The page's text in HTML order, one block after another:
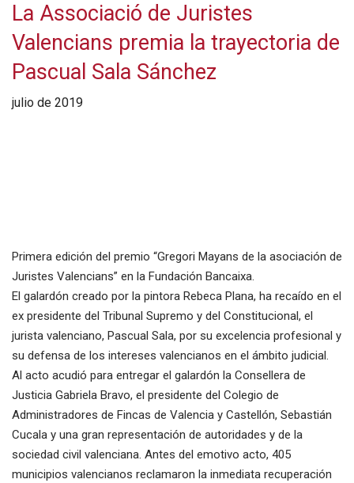
La Associació de Juristes
Valencians premia la trayectoria de
Pascual Sala Sánchez
julio de 2019
Primera edición del premio “Gregori Mayans de la asociación de
Juristes Valencians” en la Fundación Bancaixa.
El galardón creado por la pintora Rebeca Plana, ha recaído en el
ex presidente del Tribunal Supremo y del Constitucional, el
jurista valenciano, Pascual Sala, por su excelencia profesional y
su defensa de los intereses valencianos en el ámbito judicial.
Al acto acudió para entregar el galardón la Consellera de
Justicia Gabriela Bravo, el presidente del Colegio de
Administradores de Fincas de Valencia y Castellón, Sebastián
Cucala y una gran representación de autoridades y de la
sociedad civil valenciana. Antes del emotivo acto, 405
municipios valencianos reclamaron la inmediata recuperación